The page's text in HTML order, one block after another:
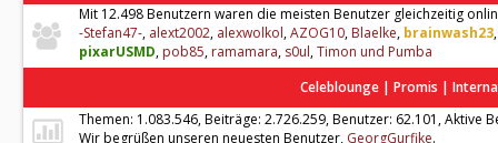
Mit 12.498 Benutzern waren die meisten Benutzer gleichzeitig
-Stefan47-, alext2002, alexwolkol,AZOG10, Blaelke, brainwash23
pixarUSMD, pob85, ramamara, s0ul,Timon und Pumba
Celeblounge | Promis |
Themen: 1.083.546, Beiträge: 2.726.259, Benutzer: 62.101,Aktive
Wir begrüßen unseren neuesten Benutzer, GeorgGurfike.